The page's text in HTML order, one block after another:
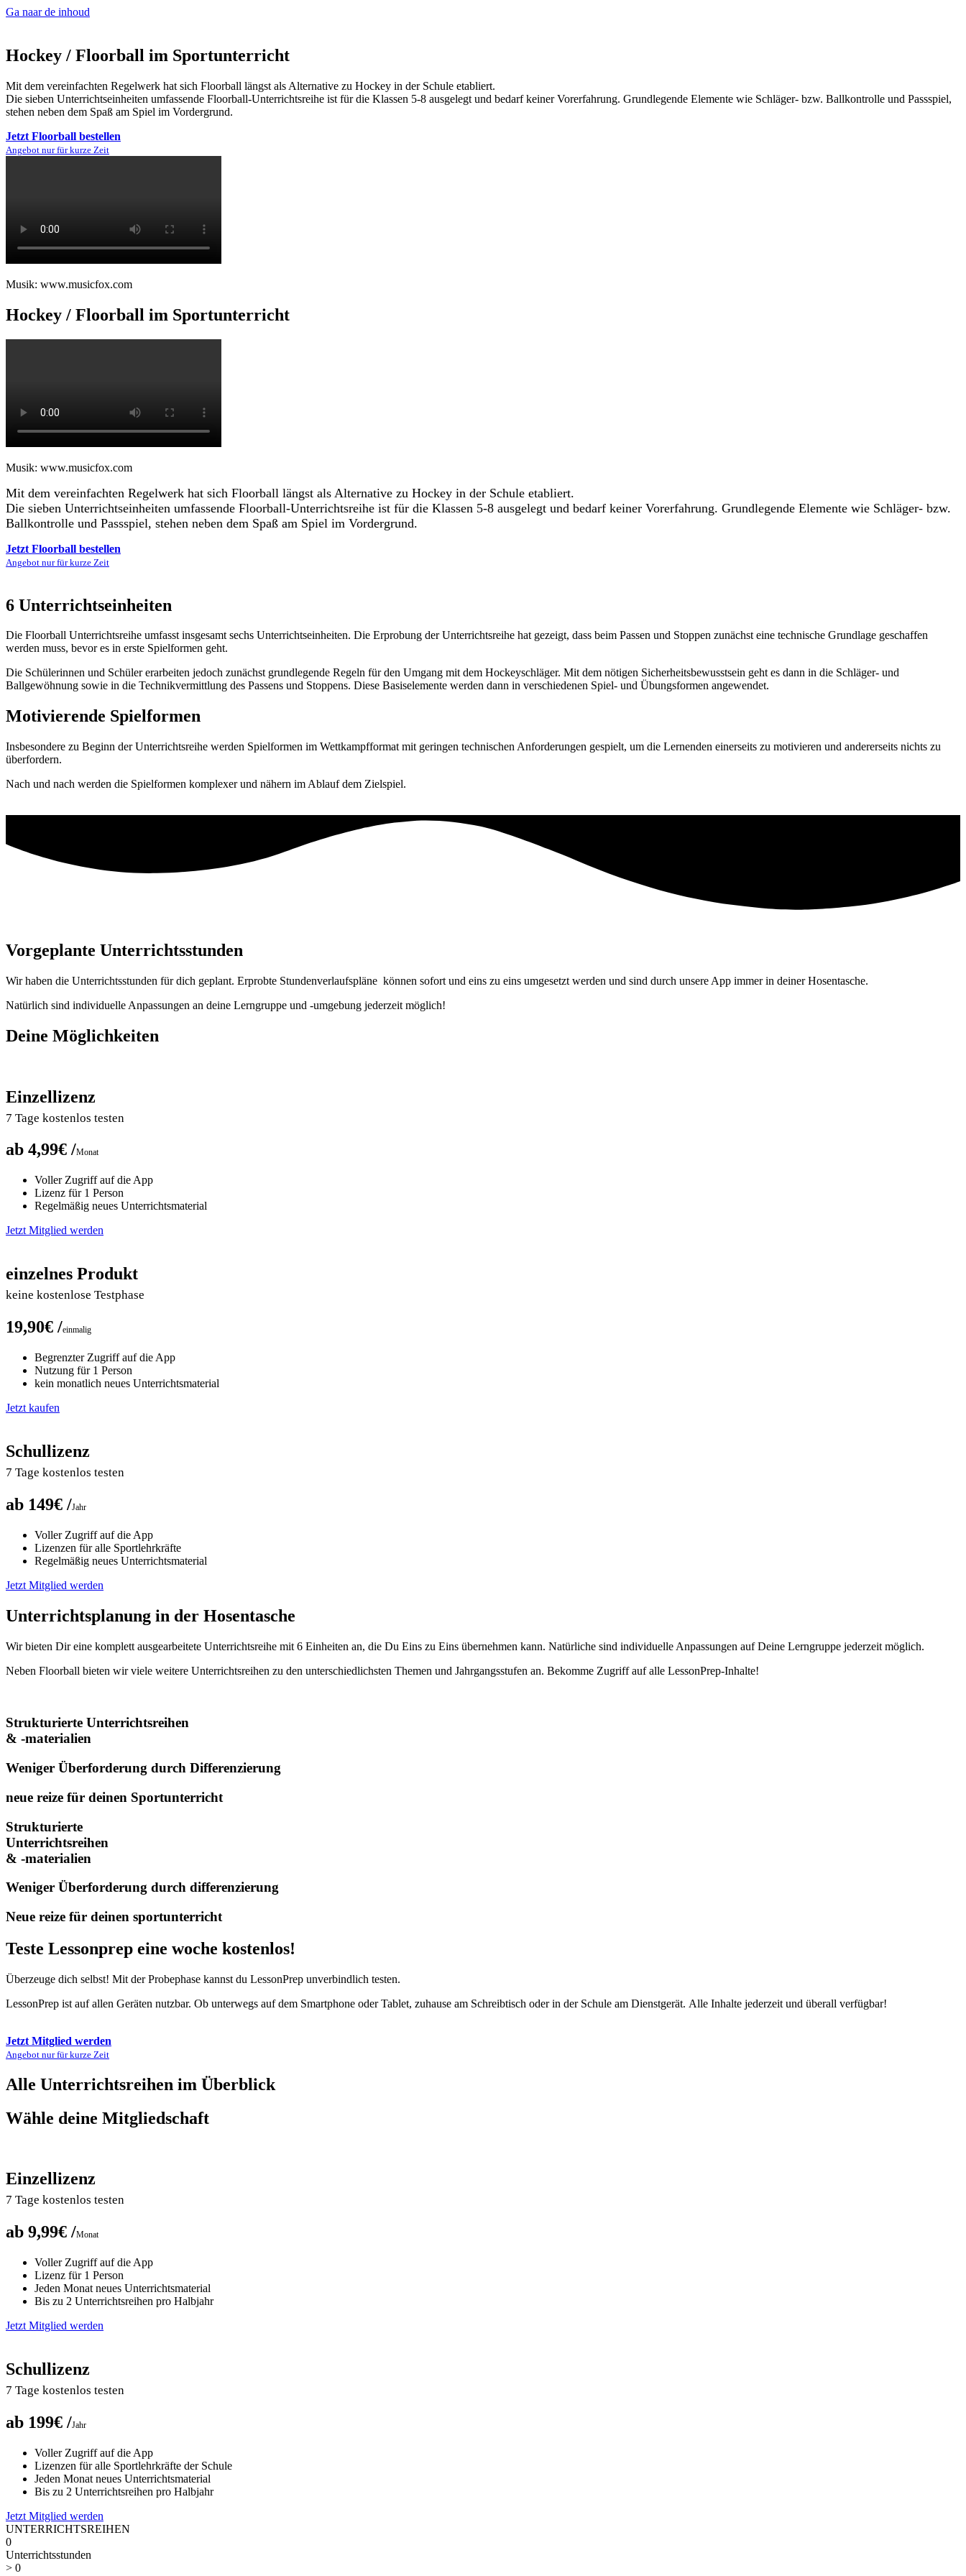
Ga naar de inhoud
Hockey / Floorball im Sportunterricht
Mit dem vereinfachten Regelwerk hat sich Floorball längst als Alternative zu Hockey in der Schule etabliert.
Die sieben Unterrichtseinheiten umfassende Floorball-Unterrichtsreihe ist für die Klassen 5-8 ausgelegt und bedarf keiner Vorerfahrung. Grundlegende Elemente wie Schläger- bzw. Ballkontrolle und Passspiel,
stehen neben dem Spaß am Spiel im Vordergrund.
Jetzt Floorball bestellen
Angebot nur für kurze Zeit
Musik: www.musicfox.com
Hockey / Floorball im Sportunterricht
Musik: www.musicfox.com
Mit dem vereinfachten Regelwerk hat sich Floorball längst als Alternative zu Hockey in der Schule etabliert.
Die sieben Unterrichtseinheiten umfassende Floorball-Unterrichtsreihe ist für die Klassen 5-8 ausgelegt und bedarf keiner Vorerfahrung. Grundlegende Elemente wie Schläger- bzw.
Ballkontrolle und Passspiel, stehen neben dem Spaß am Spiel im Vordergrund.
Jetzt Floorball bestellen
Angebot nur für kurze Zeit
6 Unterrichtseinheiten
Die Floorball Unterrichtsreihe umfasst insgesamt sechs Unterrichtseinheiten. Die Erprobung der Unterrichtsreihe hat gezeigt, dass beim Passen und Stoppen zunächst eine technische Grundlage geschaffen
werden muss, bevor es in erste Spielformen geht.
Die Schülerinnen und Schüler erarbeiten jedoch zunächst grundlegende Regeln für den Umgang mit dem Hockeyschläger. Mit dem nötigen Sicherheitsbewusstsein geht es dann in die Schläger- und
Ballgewöhnung sowie in die Technikvermittlung des Passens und Stoppens. Diese Basiselemente werden dann in verschiedenen Spiel- und Übungsformen angewendet.
Motivierende Spielformen
Insbesondere zu Beginn der Unterrichtsreihe werden Spielformen im Wettkampfformat mit geringen technischen Anforderungen gespielt, um die Lernenden einerseits zu motivieren und andererseits nichts zu
überfordern.
Nach und nach werden die Spielformen komplexer und nähern im Ablauf dem Zielspiel.
Vorgeplante Unterrichtsstunden
Wir haben die Unterrichtsstunden für dich geplant. Erprobte Stundenverlaufspläne können sofort und eins zu eins umgesetzt werden und sind durch unsere App immer in deiner Hosentasche.
Natürlich sind individuelle Anpassungen an deine Lerngruppe und -umgebung jederzeit möglich!
Deine Möglichkeiten
Einzellizenz
7 Tage kostenlos testen
ab 4,99€ /Monat
Voller Zugriff auf die App
Lizenz für 1 Person
Regelmäßig neues Unterrichtsmaterial
Jetzt Mitglied werden
einzelnes Produkt
keine kostenlose Testphase
19,90€ /einmalig
Begrenzter Zugriff auf die App
Nutzung für 1 Person
kein monatlich neues Unterrichtsmaterial
Jetzt kaufen
Schullizenz
7 Tage kostenlos testen
ab 149€ /Jahr
Voller Zugriff auf die App
Lizenzen für alle Sportlehrkräfte
Regelmäßig neues Unterrichtsmaterial
Jetzt Mitglied werden
Unterrichtsplanung in der Hosentasche
Wir bieten Dir eine komplett ausgearbeitete Unterrichtsreihe mit 6 Einheiten an, die Du Eins zu Eins übernehmen kann. Natürliche sind individuelle Anpassungen auf Deine Lerngruppe jederzeit möglich.
Neben Floorball bieten wir viele weitere Unterrichtsreihen zu den unterschiedlichsten Themen und Jahrgangsstufen an. Bekomme Zugriff auf alle LessonPrep-Inhalte!
Strukturierte Unterrichtsreihen
& -materialien
Weniger Überforderung durch Differenzierung
neue reize für deinen Sportunterricht
Strukturierte
Unterrichtsreihen
& -materialien
Weniger Überforderung durch differenzierung
Neue reize für deinen sportunterricht
Teste Lessonprep eine woche kostenlos!
Überzeuge dich selbst! Mit der Probephase kannst du LessonPrep unverbindlich testen.
LessonPrep ist auf allen Geräten nutzbar. Ob unterwegs auf dem Smartphone oder Tablet, zuhause am Schreibtisch oder in der Schule am Dienstgerät. Alle Inhalte jederzeit und überall verfügbar!
Jetzt Mitglied werden
Angebot nur für kurze Zeit
Alle Unterrichtsreihen im Überblick
Wähle deine Mitgliedschaft
Einzellizenz
7 Tage kostenlos testen
ab 9,99€ /Monat
Voller Zugriff auf die App
Lizenz für 1 Person
Jeden Monat neues Unterrichtsmaterial
Bis zu 2 Unterrichtsreihen pro Halbjahr
Jetzt Mitglied werden
Schullizenz
7 Tage kostenlos testen
ab 199€ /Jahr
Voller Zugriff auf die App
Lizenzen für alle Sportlehrkräfte der Schule
Jeden Monat neues Unterrichtsmaterial
Bis zu 2 Unterrichtsreihen pro Halbjahr
Jetzt Mitglied werden
UNTERRICHTSREIHEN
0
Unterrichtsstunden
> 0